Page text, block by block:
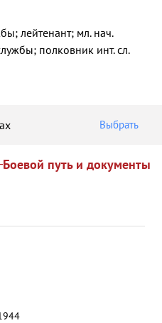
лейтенант; мл. нач.
полковник инт. сл.
Выбрать
Боевой путь и документы